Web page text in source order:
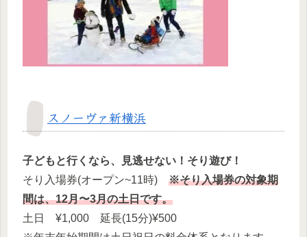
スノーヴァ新横浜
子どもと行くなら、見逃せない！そり遊び！
そり入場券(オープン~11時) ※そり入場券の対象期
間は、12月〜3月の土日です。
土日 ¥1,000 延長(15分)¥500